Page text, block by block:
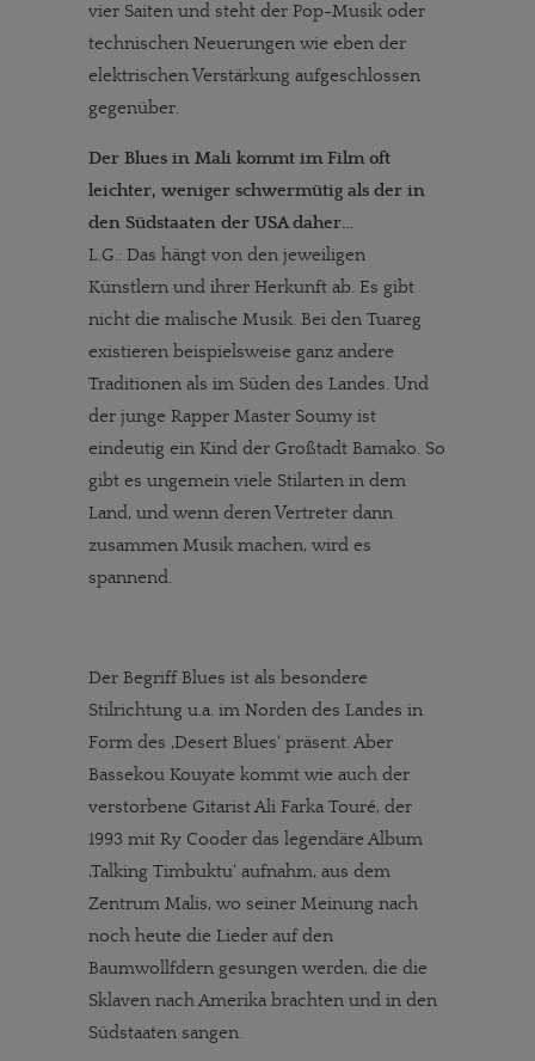
vier Saiten und steht der Pop-Musik oder
technischen Neuerungen wie eben der
elektrischen Verstärkung aufgeschlossen
gegenüber.
Der Blues in Mali kommt im Film oft
leichter, weniger schwermütig als der in
den Südstaaten der USA daher…
L.G.: Das hängt von den jeweiligen
Künstlern und ihrer Herkunft ab. Es gibt
nicht die malische Musik. Bei den Tuareg
existieren beispielsweise ganz andere
Traditionen als im Süden des Landes. Und
der junge Rapper Master Soumy ist
eindeutig ein Kind der Großtadt Bamako. So
gibt es ungemein viele Stilarten in dem
Land, und wenn deren Vertreter dann
zusammen Musik machen, wird es
spannend.
Der Begriff Blues ist als besondere
Stilrichtung u.a. im Norden des Landes in
Form des ‚Desert Blues‘ präsent. Aber
Bassekou Kouyate kommt wie auch der
verstorbene Gitarist Ali Farka Touré, der
1993 mit Ry Cooder das legendäre Album
‚Talking Timbuktu‘ aufnahm, aus dem
Zentrum Malis, wo seiner Meinung nach
noch heute die Lieder auf den
Baumwollfdern gesungen werden, die die
Sklaven nach Amerika brachten und in den
Südstaaten sangen.